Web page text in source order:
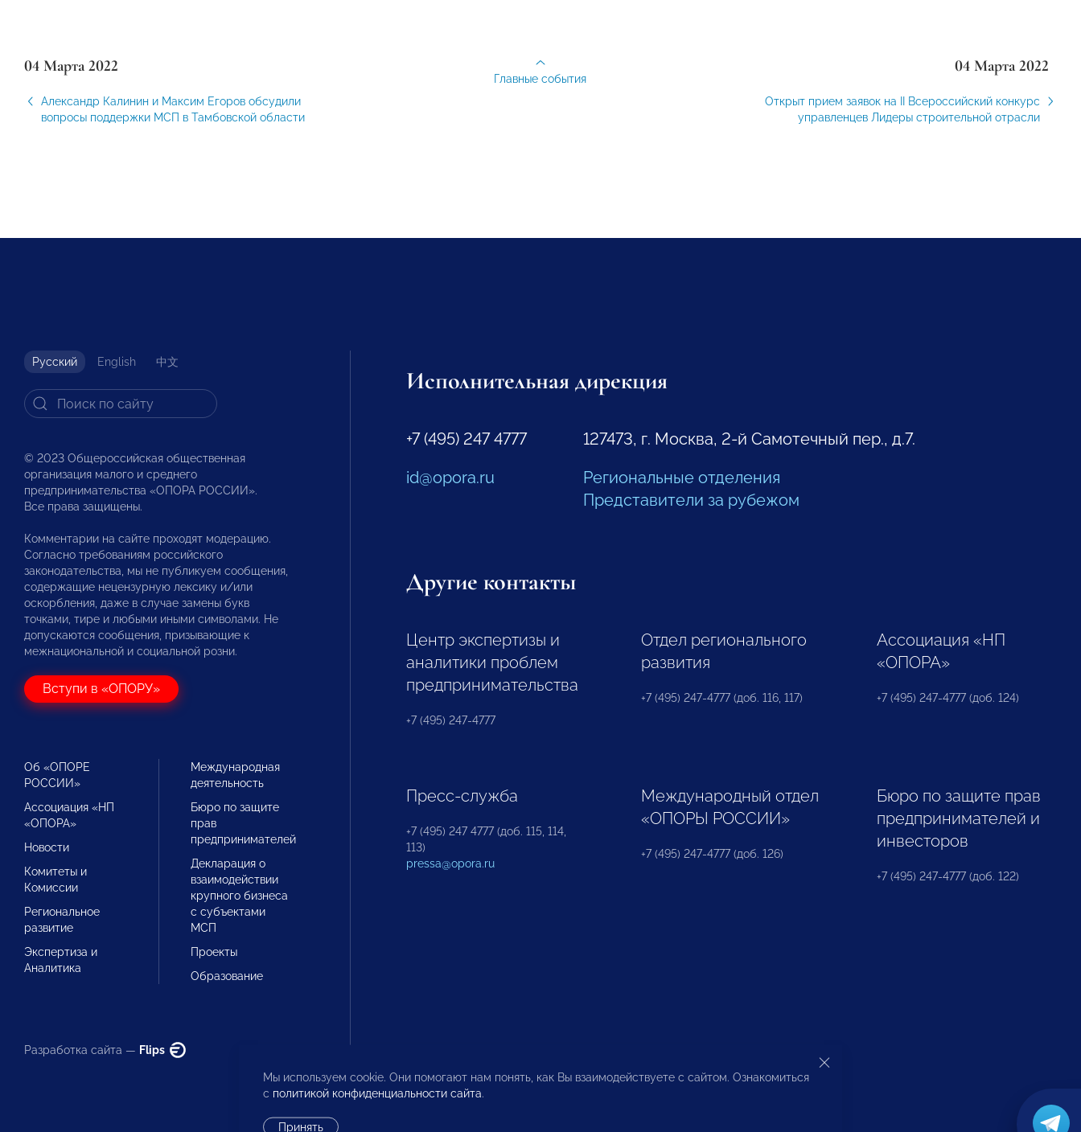
04 Марта 2022
Александр Калинин и Максим Егоров обсудили
вопросы поддержки МСП в Тамбовской области
04 Марта 2022
Открыт прием заявок на II Всероссийский конкурс
управленцев Лидеры строительной отрасли
Главные события
Русский English 中文
© 2023 Общероссийская общественная
организация малого и среднего
предпринимательства «ОПОРА РОССИИ».
Все права защищены.
Комментарии на сайте проходят модерацию.
Согласно требованиям российского
законодательства, мы не публикуем сообщения,
содержащие нецензурную лексику и/или
оскорбления, даже в случае замены букв
точками, тире и любыми иными символами. Не
допускаются сообщения, призывающие к
межнациональной и социальной розни.
Вступи в «ОПОРУ»
Об «ОПОРЕ
РОССИИ»
Ассоциация «НП
«ОПОРА»
Новости
Комитеты и
Комиссии
Региональное
развитие
Экспертиза и
Аналитика
Международная
деятельность
Бюро по защите
прав
предпринимателей
Декларация о
взаимодействии
крупного бизнеса
с субъектами
МСП
Проекты
Образование
Разработка сайта — Flips
Исполнительная дирекция
+7 (495) 247 4777
id@opora.ru
127473, г. Москва, 2-й Самотечный пер., д.7.
Региональные отделения
Представители за рубежом
Другие контакты
Центр экспертизы и
аналитики проблем
предпринимательства
+7 (495) 247-4777
Отдел регионального
развития
+7 (495) 247-4777 (доб. 116, 117)
Ассоциация «НП
«ОПОРА»
+7 (495) 247-4777 (доб. 124)
Пресс-служба
+7 (495) 247 4777 (доб. 115, 114,
113)
pressa@opora.ru
Международный отдел
«ОПОРЫ РОССИИ»
+7 (495) 247-4777 (доб. 126)
Бюро по защите прав
предпринимателей и
инвесторов
+7 (495) 247-4777 (доб. 122)
Мы используем cookie. Они помогают нам понять, как Вы взаимодействуете с сайтом. Ознакомиться
с политикой конфиденциальности сайта.
Принять